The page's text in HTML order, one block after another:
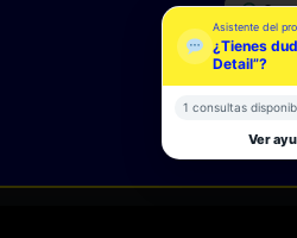
Verificado
Asistente del
¿Tienes
Detail”?
1 consultas
Ver